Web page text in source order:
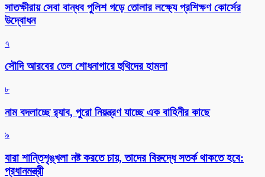
সাতক্ষীরায় সেবা বান্ধব পুলিশ গড়ে তোলার লক্ষ্যে প্রশিক্ষণ কোর্সের
উদ্বোধন
৭
সৌদি আরবের তেল শোধনাগারে হুথিদের হামলা
৮
নাম বদলাচ্ছে র‌্যাব, পুরো নিয়ন্ত্রণ যাচ্ছে এক বাহিনীর কাছে
৯
যারা শান্তিশৃঙ্খলা নষ্ট করতে চায়, তাদের বিরুদ্ধে সতর্ক থাকতে হবে:
প্রধানমন্ত্রী